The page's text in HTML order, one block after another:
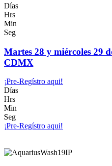
Días
Hrs
Min
Seg
Martes 28 y miércoles 29
CDMX
¡Pre-Regístro aqui!
Días
Hrs
Min
Seg
¡Pre-Regístro aqui!